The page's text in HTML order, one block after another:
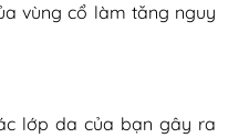
vùng cổ làm tăng nguy
lớp da của bạn gây ra